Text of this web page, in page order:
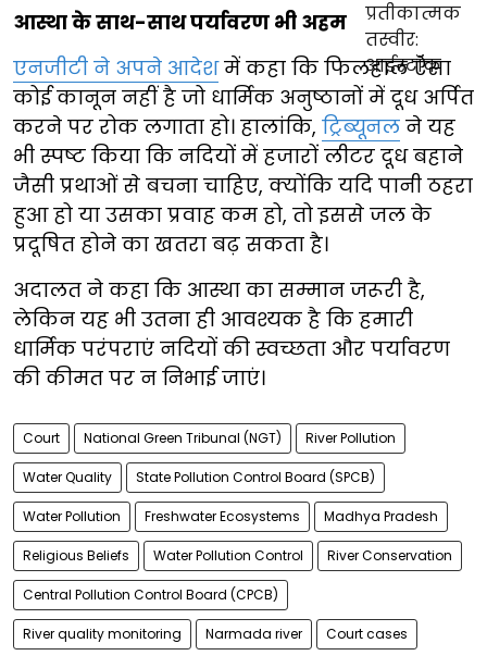
आस्था के साथ-साथ पर्यावरण भी अहम
एनजीटी ने अपने आदेशमें कहा कि फिलहाल ऐसा
कोई कानून नहीं है जो धार्मिक अनुष्ठानों में दूध अर्पित
करने पर रोक लगाता हो। हालांकि, ट्रिब्यूनल ने यह
भी स्पष्ट किया कि नदियों में हजारों लीटर दूध बहाने
जैसी प्रथाओं से बचना चाहिए, क्योंकि यदि पानी ठहरा
हुआ हो या उसका प्रवाह कम हो, तो इससे जल के
प्रदूषित होने का खतरा बढ़ सकता है।
अदालत ने कहा कि आस्था का सम्मान जरूरी है,
लेकिन यह भी उतना ही आवश्यक है कि हमारी
धार्मिक परंपराएं नदियों की स्वच्छता और पर्यावरण
की कीमत पर न निभाई जाएं।
Court National Green Tribunal (NGT) River Pollution
Water Quality State Pollution Control Board (SPCB)
Water Pollution Freshwater Ecosystems Madhya Pradesh
Religious Beliefs Water Pollution Control River Conservation
Central Pollution Control Board (CPCB)
River quality monitoring Narmada river Court cases